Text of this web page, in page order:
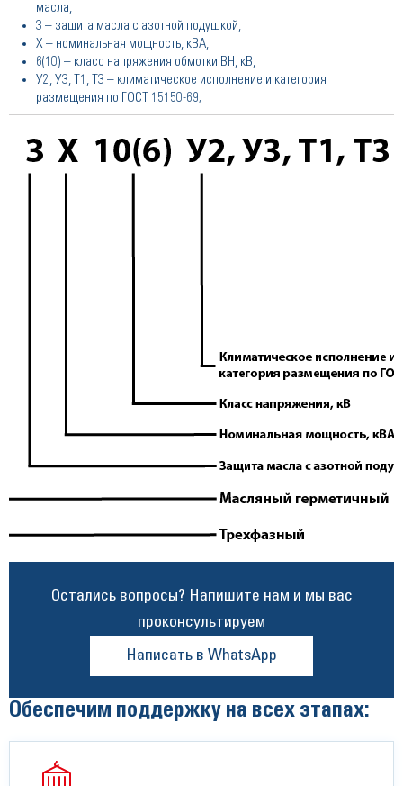
масла,
3 – защита масла с азотной подушкой,
Х – номинальная мощность, кВА,
6(10) – класс напряжения обмотки ВН, кВ,
У2, У3, Т1, Т3 – климатическое исполнение и категория
размещения по ГОСТ 15150-69;
Остались вопросы? Напишите нам и мы вас
проконсультируем
Написать в WhatsApp
Обеспечим поддержку на всех этапах: